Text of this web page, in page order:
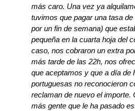
más caro. Una vez ya
tuvimos que pagar una tasa
por un fin de semana) que
pequeña en la cuarta hoja del
caso, nos cobraron un extra
más tarde de las 22h, nos
que aceptamos y que a día de
portuguesas no reconocieron
reclaman de nuevo el importe.
más gente que le ha pasado